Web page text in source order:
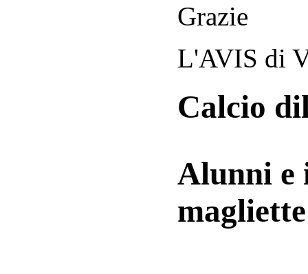
Grazie
L'AVIS di
Calcio
Alunni e